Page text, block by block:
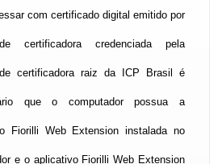
com certificado digital emitido por
certificadora credenciada pela
certificadora raiz da ICP Brasil é
que o computador possua a
Fiorilli Web Extension instalada no
e o aplicativo Fiorilli Web Extension